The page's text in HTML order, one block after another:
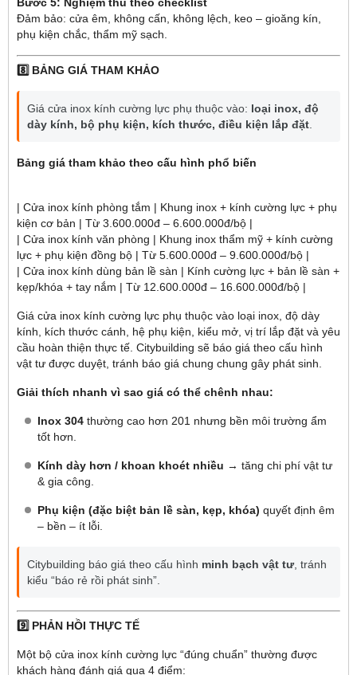
Đảm bảo: cửa êm, không cấn, không lệch, keo – gioăng kín,
phụ kiện chắc, thẩm mỹ sạch.
8️⃣ BẢNG GIÁ THAM KHẢO
Giá cửa inox kính cường lực phụ thuộc vào: loại inox, độ
dày kính, bộ phụ kiện, kích thước, điều kiện lắp đặt
Bảng giá tham khảo theo cấu hình phổ biến
| Cửa inox kính phòng tắm | Khung inox + kính cường lực + phụ
kiện cơ bản | Từ 3.600.000đ – 6.600.000đ/bộ |
| Cửa inox kính văn phòng | Khung inox thẩm mỹ + kính cường
lực + phụ kiện đồng bộ | Từ 5.600.000đ – 9.600.000đ/bộ |
| Cửa inox kính dùng bản lề sàn | Kính cường lực + bản lề sàn +
kẹp/khóa + tay nắm | Từ 12.600.000đ – 16.600.000đ/bộ |
Giá cửa inox kính cường lực phụ thuộc vào loại inox, độ dày
kính, kích thước cánh, hệ phụ kiện, kiểu mở, vị trí lắp đặt và yêu
cầu hoàn thiện thực tế. Citybuilding sẽ báo giá theo cấu hình
vật tư được duyệt, tránh báo giá chung chung gây phát sinh.
Giải thích nhanh vì sao giá có thể chênh nhau:
Inox 304 thường cao hơn 201 nhưng bền môi trường ẩm
tốt hơn.
Kính dày hơn / khoan khoét nhiều → tăng chi phí vật tư
& gia công.
Phụ kiện (đặc biệt bản lề sàn, kẹp, khóa) quyết định êm
– bền – ít lỗi.
Citybuilding báo giá theo cấu hình minh bạch vật tư, tránh
kiểu “báo rẻ rồi phát sinh”.
9️⃣ PHẢN HỒI THỰC TẾ
Một bộ cửa inox kính cường lực “đúng chuẩn” thường được
khách hàng đánh giá qua 4 điểm: